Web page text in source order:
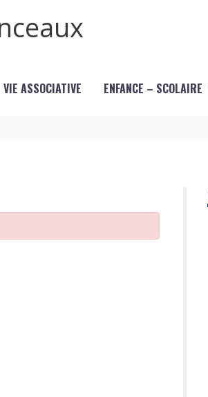
VIE ASSOCIATIVE ENFANCE – SCOLAIRE